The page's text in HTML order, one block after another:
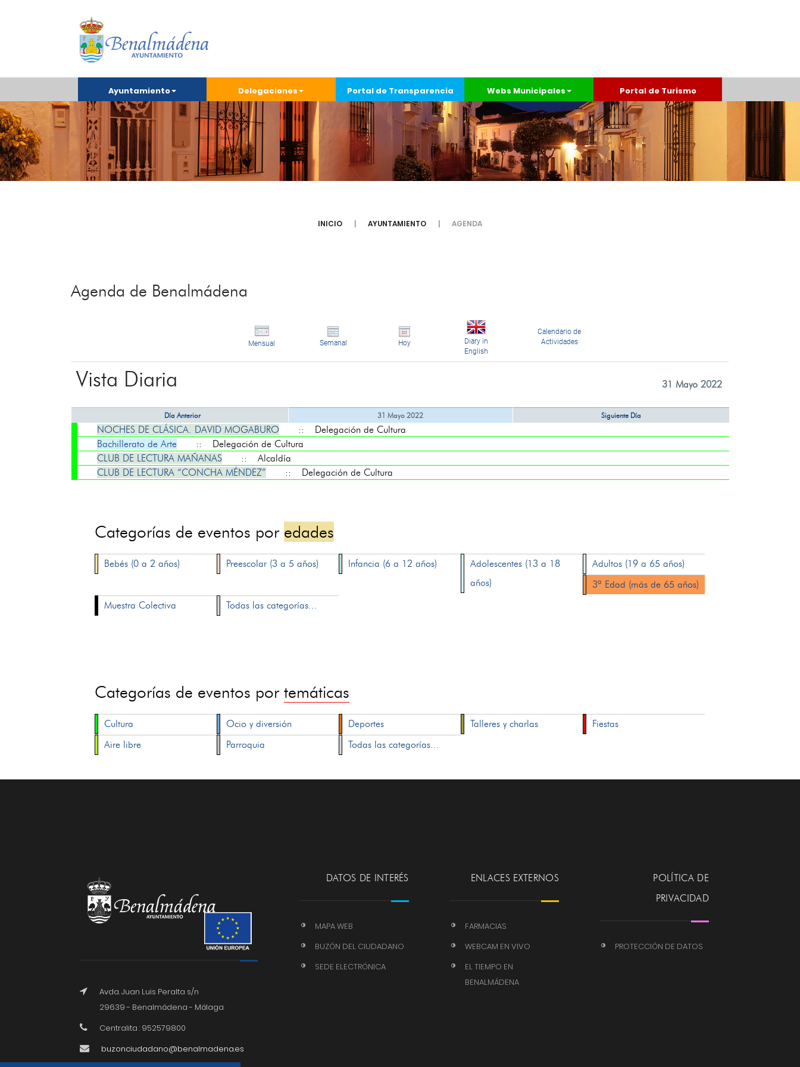
Ayuntamiento Delegaciones Portal de Transparencia Webs Municipales Portal de Turismo
INICIO AYUNTAMIENTO AGENDA
Agenda de Benalmádena
Mensual Semanal Hoy
Diary in
English
Calendario de
Actividades
Vista Diaria 31 Mayo 2022
Día Anterior 31 Mayo 2022 Siguiente Día
NOCHES DE CLÁSICA. DAVID MOGABURO
:: Delegación de Cultura
Bachillerato de Arte
:: Delegación de Cultura
CLUB DE LECTURA MAÑANAS
:: Alcaldía
CLUB DE LECTURA “CONCHA MÉNDEZ”
:: Delegación de Cultura
Categorías de eventos por edades
Bebés (0 a 2 años) Preescolar (3 a 5 años) Infancia (6 a 12 años)
Adolescentes (13 a 18
años)
Adultos (19 a 65 años)
3ª Edad (más de 65 años)
Muestra Colectiva
Todas las categorías...
Categorías de eventos portemáticas
Cultura Ocio y diversión Deportes Talleres y charlas
Fiestas
Aire libre
Parroquia Todas las categorías...
Avda. Juan Luis Peralta s/n
29639 - Benalmádena - Málaga
Centralita : 952579800
buzonciudadano@benalmadena.es
DATOS DE INTERÉS
MAPA WEB
BUZÓN DEL CIUDADANO
SEDE ELECTRÓNICA
ENLACES EXTERNOS
FARMACIAS
WEBCAM EN VIVO
EL TIEMPO EN
BENALMÁDENA
POLÍTICA DE
PRIVACIDAD
PROTECCIÓN DE DATOS